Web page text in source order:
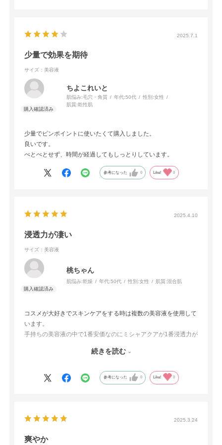
2025.7.1
少量で効果を期待
サイズ：美容液
ちよこれいと
肌悩み:毛穴・角質 年代:50代 性別:女性
肌質:乾性肌
少量でピンポイントに使いたくて購入しました。
良いです。
べとべとせず、時間が経過してもしっとりしています。
参考になった 0 Like! 0
2025.4.10
浸透力が凄い
サイズ：美容液
桃ちゃん
肌悩み:乾燥 年代:50代 性別:女性 肌質:混合肌
コスメが大好きでスキンケアをする時は複数の美容液を使用して
います。
手持ちの美容液の中で1番安価なのにミシャアクアが1番浸透力が
続し大満足アイテムなので、リピ確定です
続きを読む
参考になった 0 Like! 0
2025.3.24
爽やか